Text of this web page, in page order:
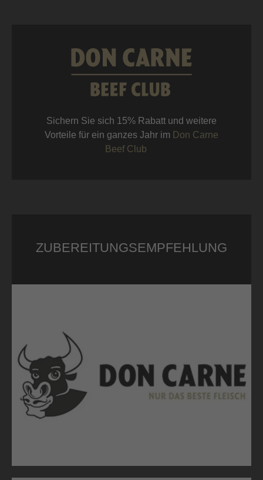
Sichern Sie sich 15% Rabatt und weitere
Vorteile für ein ganzes Jahr im Don Carne
Beef Club
ZUBEREITUNGSEMPFEHLUNG